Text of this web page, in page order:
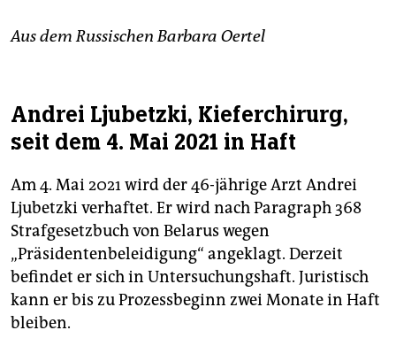
Aus dem Russischen Barbara Oertel
Andrei Ljubetzki, Kieferchirurg,
seit dem 4. Mai 2021 in Haft
Am 4. Mai 2021 wird der 46-jährige Arzt Andrei
Ljubetzki verhaftet. Er wird nach Paragraph 368
Strafgesetzbuch von Belarus wegen
„Präsidentenbeleidigung“ angeklagt. Derzeit
befindet er sich in Untersuchungshaft. Juristisch
kann er bis zu Prozessbeginn zwei Monate in Haft
bleiben.